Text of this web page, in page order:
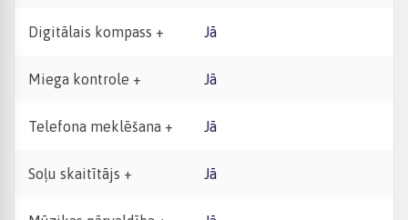
Digitālais kompass + Jā
Miega kontrole + Jā
Telefona meklēšana + Jā
Soļu skaitītājs + Jā